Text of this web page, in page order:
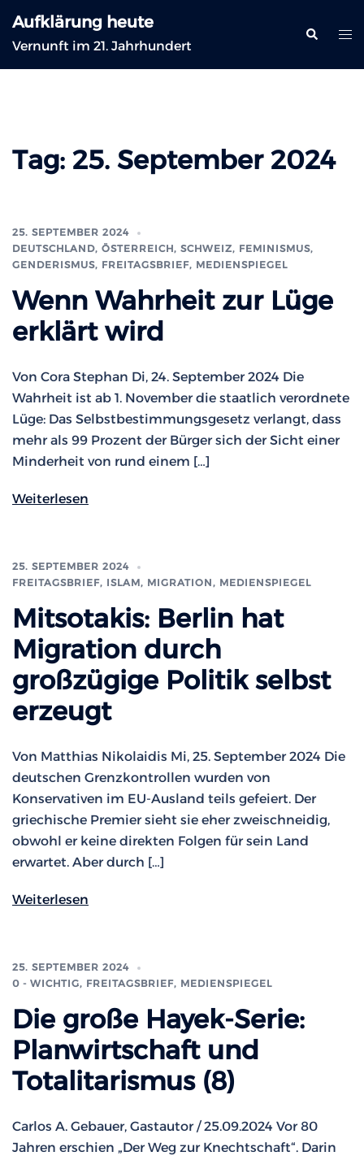
Inhalt
springen
Aufklärung heute
Vernunft im 21. Jahrhundert
Suche
Tag: 25. September 2024
25. SEPTEMBER 2024
DEUTSCHLAND, ÖSTERREICH, SCHWEIZ, FEMINISMUS,
GENDERISMUS, FREITAGSBRIEF, MEDIENSPIEGEL
Wenn Wahrheit zur Lüge
erklärt wird
Von Cora Stephan Di, 24. September 2024 Die
Wahrheit ist ab 1. November die staatlich verordnete
Lüge: Das Selbstbestimmungsgesetz verlangt, dass
mehr als 99 Prozent der Bürger sich der Sicht einer
Minderheit von rund einem […]
Weiterlesen
25. SEPTEMBER 2024
FREITAGSBRIEF, ISLAM, MIGRATION, MEDIENSPIEGEL
Mitsotakis: Berlin hat
Migration durch
großzügige Politik selbst
erzeugt
Von Matthias Nikolaidis Mi, 25. September 2024 Die
deutschen Grenzkontrollen wurden von
Konservativen im EU-Ausland teils gefeiert. Der
griechische Premier sieht sie eher zweischneidig,
obwohl er keine direkten Folgen für sein Land
erwartet. Aber durch […]
Weiterlesen
25. SEPTEMBER 2024
0 - WICHTIG, FREITAGSBRIEF, MEDIENSPIEGEL
Die große Hayek-Serie:
Planwirtschaft und
Totalitarismus (8)
Carlos A. Gebauer, Gastautor / 25.09.2024 Vor 80
Jahren erschien „Der Weg zur Knechtschaft“. Darin